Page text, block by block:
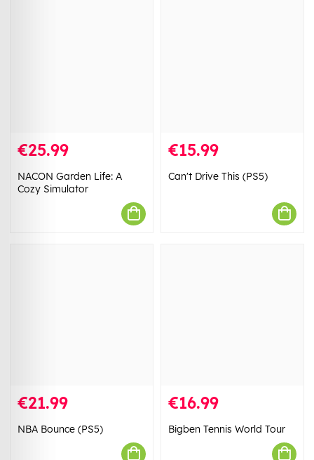
€25.99
NACON Garden Life: A
Cozy Simulator
€15.99
Can't Drive This (PS5)
€21.99
NBA Bounce (PS5)
€16.99
Bigben Tennis World Tour